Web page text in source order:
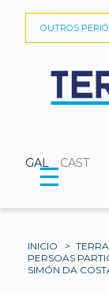
GAL CAST
OUTROS
☰
INICIO >
PERSOAS
SIMÓN DA